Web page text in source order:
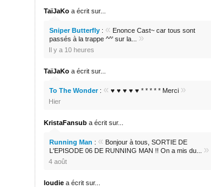
TaïJaKo a écrit sur...
Sniper Butterfly : « Enonce Cast~ car tous sont
passés à la trappe ^^' sur la... »
Il y a 10 heures
TaïJaKo a écrit sur...
To The Wonder: « ♥ ♥ ♥ ♥ ♥ * * * * * Merci »
Hier
KristaFansub a écrit sur...
Running Man : « Bonjour à tous, SORTIE DE
L'EPISODE 06 DE RUNNING MAN !! On a mis du... »
4 août
loudie a écrit sur...